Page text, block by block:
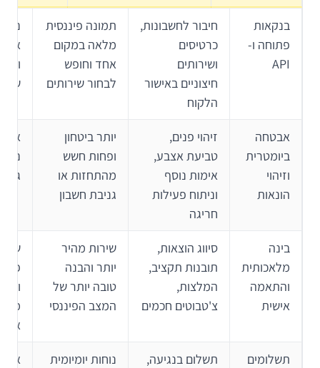
בנקאות
פתוחה ו-
API
חיבור לחשבונות,
כרטיסים
ושירותים
חיצוניים באישור
הלקוח
תמונה פיננסית
מלאה במקום
אחד וחופש
לבחור שירותים
אבטחה
ביומטרית
וזיהוי
הונאות
זיהוי פנים,
טביעת אצבע,
אימות נוסף
וניתוח פעילות
חריגה
יותר ביטחון
ופחות חשש
מהתחזות או
גניבת חשבון
בינה
מלאכותית
והתאמה
אישית
סיווג הוצאות,
תובנות תקציב,
המלצות,
צ'טבוטים חכמים
שירות מהיר
יותר והבנה
טובה יותר של
המצב הפיננסי
או
תשלומים
תשלום בנגיעה,
נוחות יומיומית